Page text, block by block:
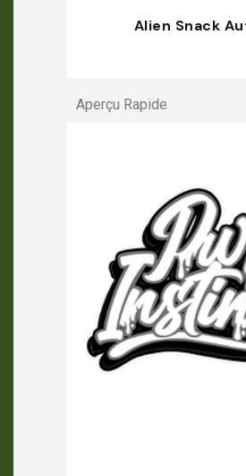
Alien Snack
Aperçu Rapide